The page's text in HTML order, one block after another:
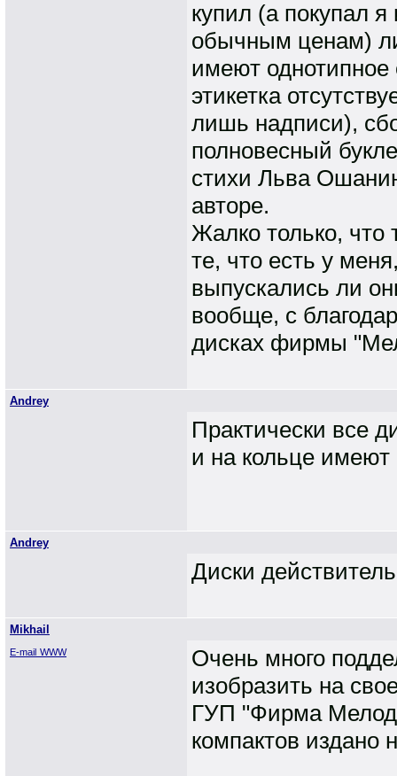
купил (а покупал
обычным ценам)
имеют
этикетка
лишь надписи),
полновесный
стихи Льва
авторе.
Жалко только, что
те, что есть у
выпускались ли
вообще, с
дисках фирмы
Andrey
Практически все
и на кольце имеют
Andrey
Диски
Mikhail
E-mail WWW
Очень много
изобразить на
ГУП "Фирма
компактов издано